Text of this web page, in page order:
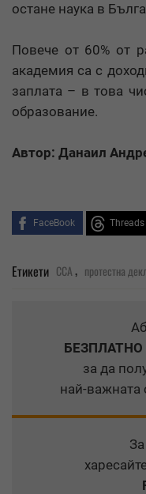
остане наука в
Повече от 60% от
академия са с
заплата – в това
образование.
Автор: Данаил
FaceBook Threads
Етикети ССА, протестна
БЕЗПЛАТНО
за да
най-